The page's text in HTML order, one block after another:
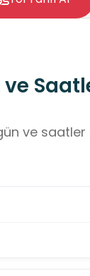
öğrenme
ve saatler